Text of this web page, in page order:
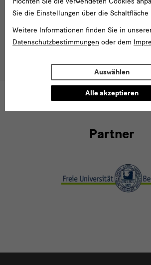
Oskar Kokoschka, Sitzendes Mädchen (Gitta
Partner
Sie die Einstellungen über die Schaltfläche
Weitere Informationen finden Sie in
Datenschutzbestimmungen oder dem
Auswählen
Alle akzeptieren